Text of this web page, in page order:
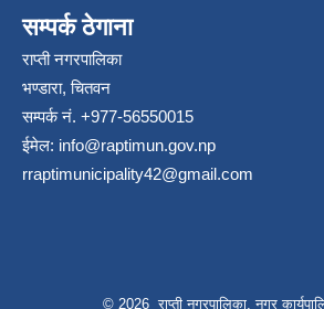
सम्पर्क ठेगाना
राप्ती नगरपालिका
भण्डारा, चितवन
सम्पर्क नं. +977-56550015
ईमेल: info@raptimun.gov.np
rraptimunicipality42@gmail.com
© 2026 राप्ती नगरपालिका, नगर